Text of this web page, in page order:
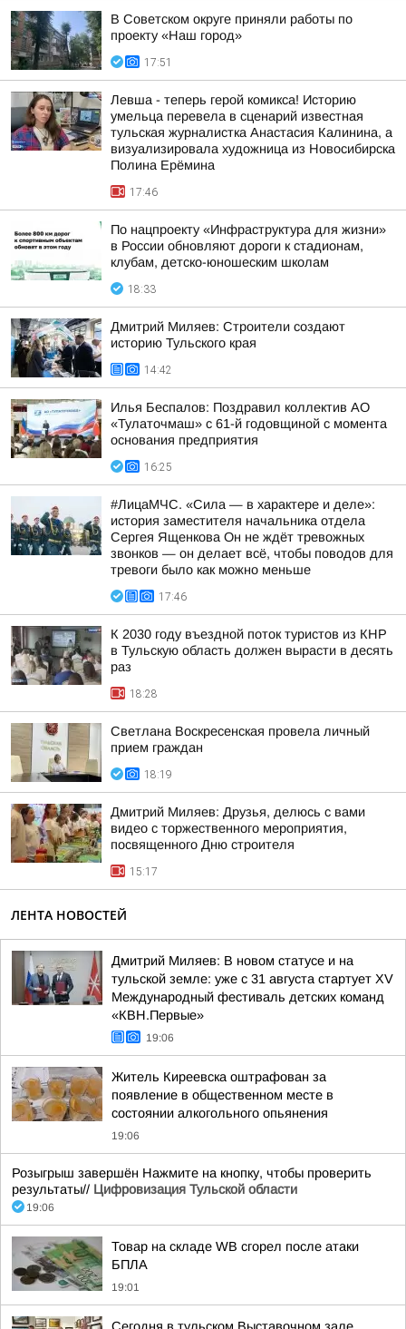
В Советском округе приняли работы по
проекту «Наш город»
17:51
Левша - теперь герой комикса! Историю
умельца перевела в сценарий известная
тульская журналистка Анастасия Калинина, а
визуализировала художница из Новосибирска
Полина Ерёмина
17:46
По нацпроекту «Инфраструктура для жизни»
в России обновляют дороги к стадионам,
клубам, детско-юношеским школам
18:33
Дмитрий Миляев: Строители создают
историю Тульского края
14:42
Илья Беспалов: Поздравил коллектив АО
«Тулаточмаш» с 61-й годовщиной с момента
основания предприятия
16:25
#ЛицаМЧС. «Сила — в характере и деле»:
история заместителя начальника отдела
Сергея Ященкова Он не ждёт тревожных
звонков — он делает всё, чтобы поводов для
тревоги было как можно меньше
17:46
К 2030 году въездной поток туристов из КНР
в Тульскую область должен вырасти в десять
раз
18:28
Светлана Воскресенская провела личный
прием граждан
18:19
Дмитрий Миляев: Друзья, делюсь с вами
видео с торжественного мероприятия,
посвященного Дню строителя
15:17
ЛЕНТА НОВОСТЕЙ
Дмитрий Миляев: В новом статусе и на
тульской земле: уже с 31 августа стартует XV
Международный фестиваль детских команд
«КВН.Первые»
19:06
Житель Киреевска оштрафован за
появление в общественном месте в
состоянии алкогольного опьянения
19:06
Розыгрыш завершён Нажмите на кнопку, чтобы проверить
результаты// Цифровизация Тульской области
19:06
Товар на складе WB сгорел после атаки
БПЛА
19:01